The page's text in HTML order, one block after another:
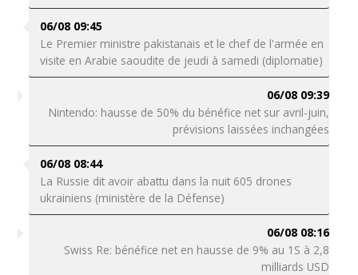
06/08 09:45
Le Premier ministre pakistanais et le chef de l'armée en
visite en Arabie saoudite de jeudi à samedi (diplomatie)
06/08 09:39
Nintendo: hausse de 50% du bénéfice net sur avril-juin,
prévisions laissées inchangées
06/08 08:44
La Russie dit avoir abattu dans la nuit 605 drones
ukrainiens (ministère de la Défense)
06/08 08:16
Swiss Re: bénéfice net en hausse de 9% au 1S à 2,8
milliards USD